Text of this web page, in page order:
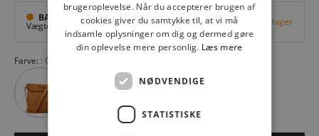
BAGGI Nyborg
Vægtergade 1,Nyborg Få på lager
Farve: CHESTNUT
brugeroplevelse. Når du accepterer brugen af
cookies giver du samtykke til, at vi må
indsamle oplysninger om dig og dermed gøre
din oplevelse mere personlig. Læs mere
NØDVENDIGE
STATISTISKE